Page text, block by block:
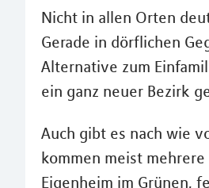
Nicht in allen Orten
Gerade in dörflichen
Alternative zum
ein ganz neuer Bezirk
Auch gibt es nach wie
kommen meist
Eigenheim im Grünen,